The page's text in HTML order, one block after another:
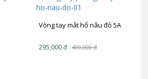
Vòng tay mắt hổ nâu đỏ 5A
400,000đ
295,000đ